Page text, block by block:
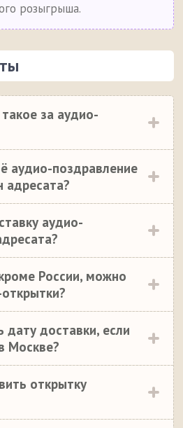
розыгрыша.
за аудио-
аудио-поздравление
адресата?
аудио-
России, можно
дату доставки, если
Москве?
открытку